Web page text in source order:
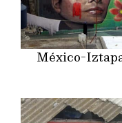
México-